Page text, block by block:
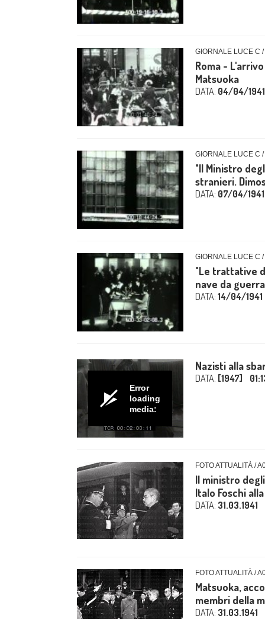
GIORNALE LUCE C
Roma -
Matsuoka
DATA: 04/04/1941
GIORNALE LUCE C
"Il Ministro
stranieri.
DATA: 07/04/1941
GIORNALE LUCE C
"Le trattative
nave da
DATA: 14/04/1941
Error
loading
media:
Nazisti alla
DATA: [1947]
FOTO ATTUALITÀ /
Il ministro
Italo Foschi
DATA: 31.03.1941
FOTO ATTUALITÀ /
Matsuoka,
membri della
DATA: 31.03.1941